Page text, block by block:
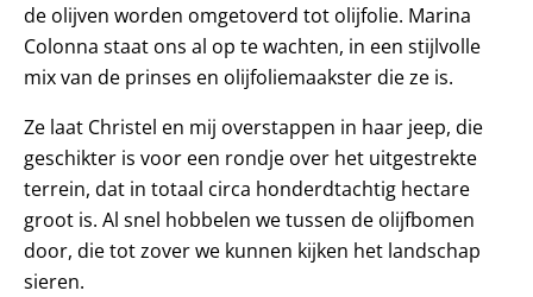
de olijven worden omgetoverd tot olijfolie. Marina
Colonna staat ons al op te wachten, in een stijlvolle
mix van de prinses en olijfoliemaakster die ze is.
Ze laat Christel en mij overstappen in haar jeep, die
geschikter is voor een rondje over het uitgestrekte
terrein, dat in totaal circa honderdtachtig hectare
groot is. Al snel hobbelen we tussen de olijfbomen
door, die tot zover we kunnen kijken het landschap
sieren.